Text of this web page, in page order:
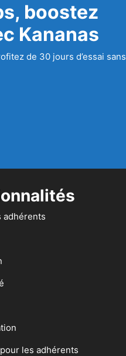
boostez
Kananas
de 30 jours d’essai sans
adhérents
les adhérents